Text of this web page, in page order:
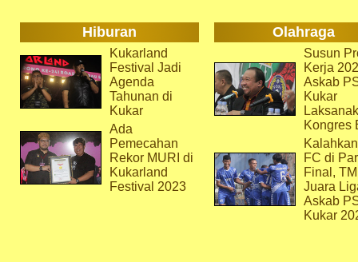
Hiburan Olahraga
Kukarland
Festival Jadi
Agenda
Tahunan di
Kukar
Ada
Pemecahan
Rekor MURI di
Kukarland
Festival 2023
Susun
Kerja
Askab
Kukar
Kongres
FC di
Final,
Juara
Askab
Kukar